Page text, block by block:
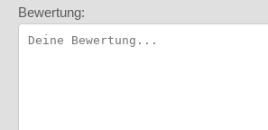
Bewertung: